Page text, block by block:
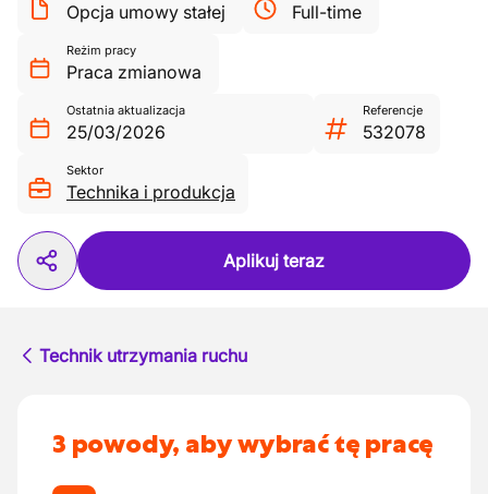
Opcja umowy stałej Full-time
Reżim pracy
Praca zmianowa
Ostatnia aktualizacja
25/03/2026
Referencje
532078
Sektor
Technika i produkcja
Aplikuj teraz
Technik utrzymania ruchu
3 powody, aby wybrać tę pracę